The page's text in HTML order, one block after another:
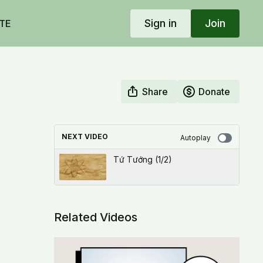
Sign in Join
Share Donate
NEXT VIDEO Autoplay
Tứ Tướng (1/2)
Related Videos